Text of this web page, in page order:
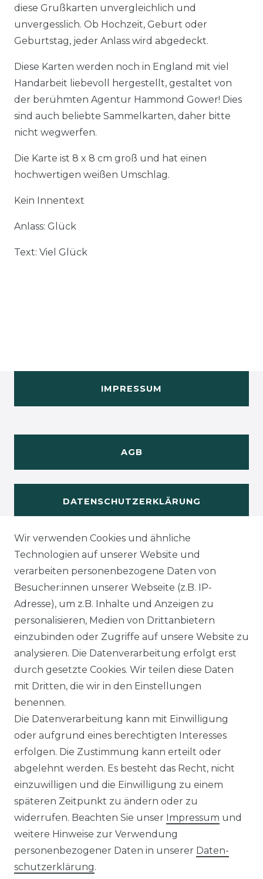
diese Grußkarten unvergleichlich und
unvergesslich. Ob Hochzeit, Geburt oder
Geburtstag, jeder Anlass wird abgedeckt.
Diese Karten werden noch in England mit viel
Handarbeit liebevoll hergestellt, gestaltet von
der berühmten Agentur Hammond Gower! Dies
sind auch beliebte Sammelkarten, daher bitte
nicht wegwerfen.
Die Karte ist 8 x 8 cm groß und hat einen
hochwertigen weißen Umschlag.
Kein Innentext
Anlass: Glück
Text: Viel Glück
IMPRESSUM
AGB
DATENSCHUTZERKLÄRUNG
WIDERUFSRECHT
KONTAKT
Sie sind Händlerund möchten Sich mit uns
in Verbindung setzen?
unter:
0421 - 7942081
Unseren Händlershop finden Sie hier:
https://b2b-popshotsstudios.de/
Wir versenden mit
Unsere Zahlungsarten
Wir verwenden Cookies und ähnliche
Technologien auf unserer Website und
verarbeiten personenbezogene Daten von
Besucher:innen unserer Webseite (z.B. IP-
Adresse), um z.B. Inhalte und Anzeigen zu
personalisieren, Medien von Drittanbietern
einzubinden oder Zugriffe auf unsere Website zu
analysieren. Die Datenverarbeitung erfolgt erst
durch gesetzte Cookies. Wir teilen diese Daten
mit Dritten, die wir in den Einstellungen
benennen.
Die Datenverarbeitung kann mit Einwilligung
oder aufgrund eines berechtigten Interesses
erfolgen. Die Zustimmung kann erteilt oder
abgelehnt werden. Es besteht das Recht, nicht
einzuwilligen und die Einwilligung zu einem
späteren Zeitpunkt zu ändern oder zu
widerrufen. Beachten Sie unser Impressum und
weitere Hinweise zur Verwendung
personenbezogener Daten in unserer Daten­
schutz­erklärung.